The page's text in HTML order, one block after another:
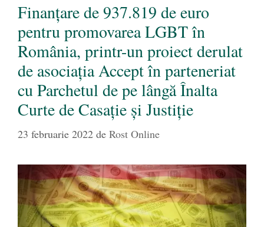
Finanțare de 937.819 de euro
pentru promovarea LGBT în
România, printr-un proiect derulat
de asociația Accept în parteneriat
cu Parchetul de pe lângă Înalta
Curte de Casație și Justiție
23 februarie 2022 de Rost Online